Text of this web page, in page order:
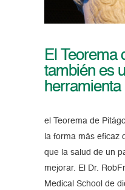
El Teorema
también es
herramienta
el Teorema de
la forma más eficaz
que la salud de un
mejorar. El Dr.
Medical School de